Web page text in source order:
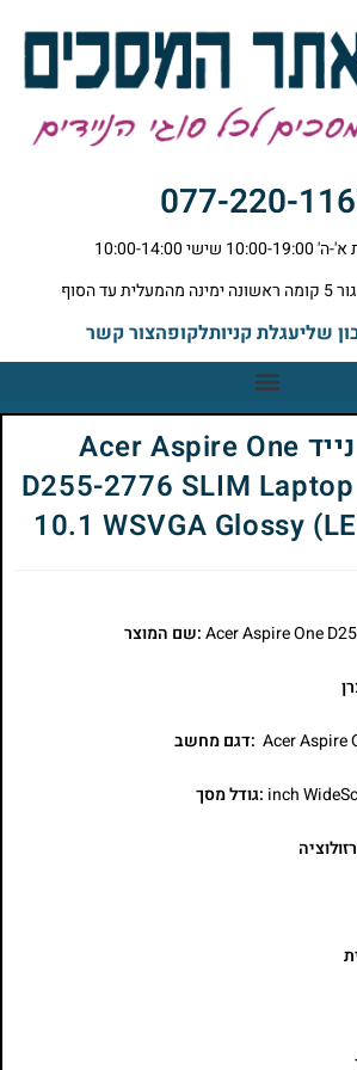
077-220-
10:00-14:00
עד הסוף
שליעגלת קניותלקופהצור קשר
מסך למחשב נייד Acer Aspire One
D255-2776 SLIM
10.1 WSVGA Glossy
:שם המוצר
Acer Aspire :דגם מחשב
:גודל מסך